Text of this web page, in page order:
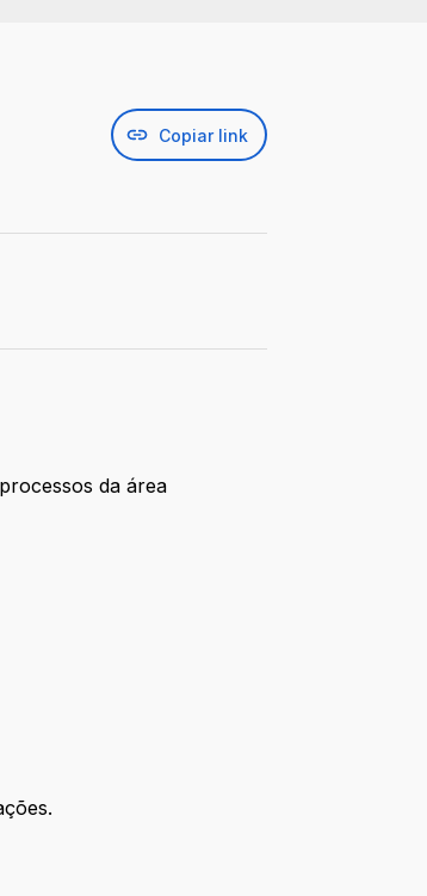
Copiar link
da área